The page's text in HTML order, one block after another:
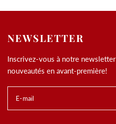
NEWSLETTER
Inscrivez-vous à notre
nouveautés en avant-première!
E-mail